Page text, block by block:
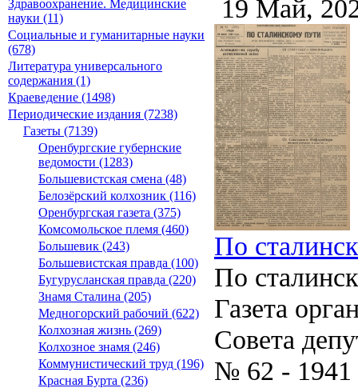
Здравоохранение. Медицинские
науки (11)
Социальные и гуманитарные науки
(678)
Литература универсального
содержания (1)
Краеведение (1498)
Периодические издания (7238)
Газеты (7139)
Оренбургские губернские
ведомости (1283)
Большевистская смена (48)
Белозёрский колхозник (116)
Оренбургская газета (375)
Комсомольское племя (460)
Большевик (243)
Большевистская правда (100)
Бугурусланская правда (220)
Знамя Сталина (205)
Медногорский рабочий (622)
Колхозная жизнь (269)
Колхозное знамя (246)
Коммунистический труд (196)
Красная Бурта (236)
19 Май,
По
По
Газета
Совета
№ 62 - 1941